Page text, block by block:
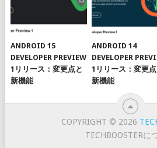
ANDROID 15
DEVELOPER PREVIEW
1リリース：変更点と
新機能
ANDROID 14
DEVELOPER
1リリース：変更点
新機能
COPYRIGHT © 2026
TECHBOOSTERに